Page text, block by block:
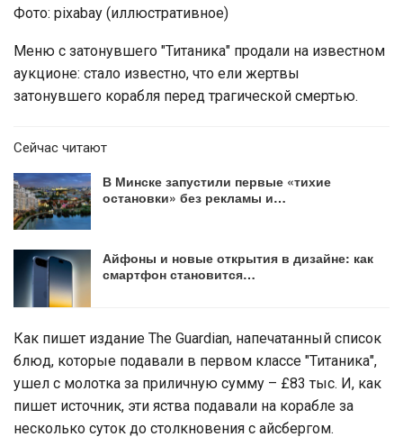
Фото: pixabay (иллюстративное)
Меню с затонувшего "Титаника" продали на известном
аукционе: стало известно, что ели жертвы
затонувшего корабля перед трагической смертью.
Сейчас читают
В Минске запустили первые «тихие
остановки» без рекламы и…
Айфоны и новые открытия в дизайне: как
смартфон становится…
Как пишет издание The Guardian, напечатанный список
блюд, которые подавали в первом классе "Титаника",
ушел с молотка за приличную сумму – £83 тыс. И, как
пишет источник, эти яства подавали на корабле за
несколько суток до столкновения с айсбергом.